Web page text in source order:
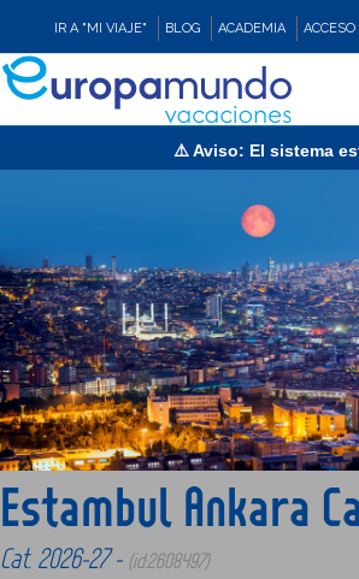
IR A "MI VIAJE" BLOG ACADEMIA
CRUCEROS
EUROPA
ASIA
ORIENTE
PROMOCIONES
COMPRAR
⚠️ Aviso: El sistema estará en
Estambul Ankara
Cat. 2026-27 - (id:2608497)